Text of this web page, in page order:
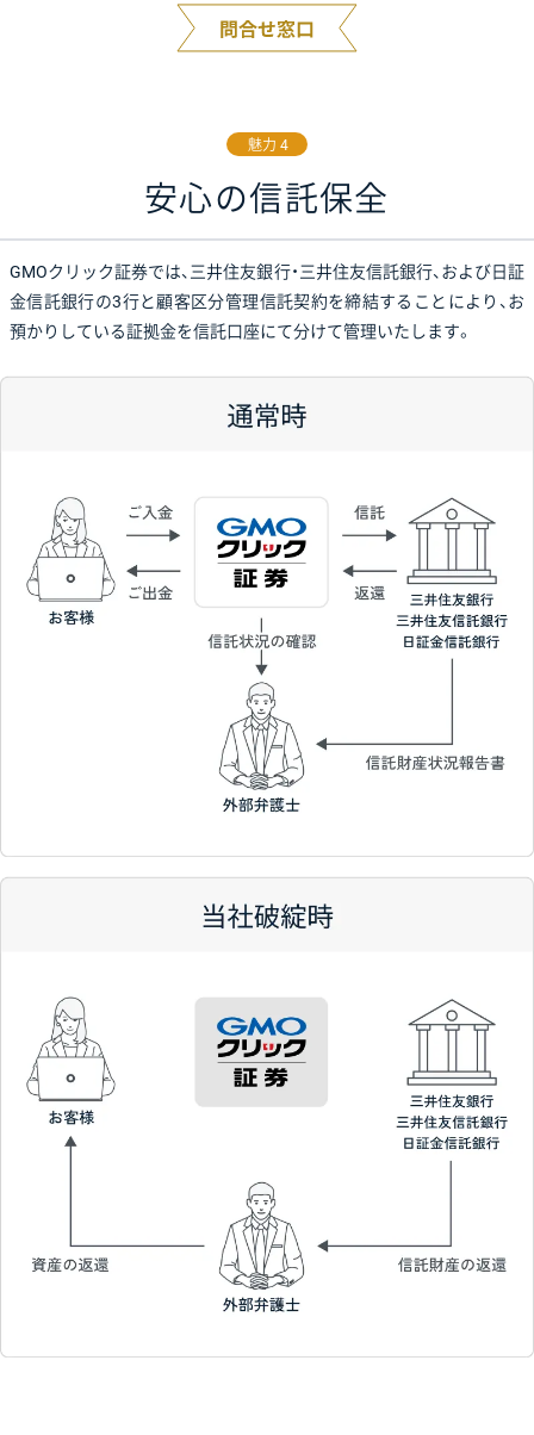
魅力 4
安心の信託保全
GMOクリック証券では、三井住友銀行・三井住友信託銀行、および日証
金信託銀行の3行と顧客区分管理信託契約を締結することにより、お
預かりしている証拠金を信託口座にて分けて管理いたします。